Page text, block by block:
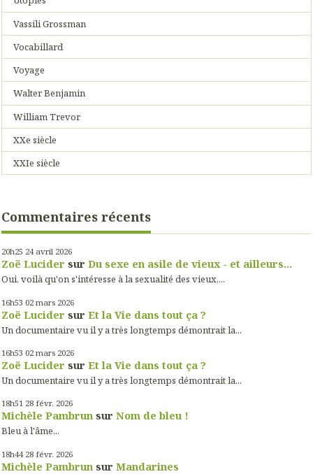
Vassili Grossman
Vocabillard
Voyage
Walter Benjamin
William Trevor
XXe siècle
XXIe siècle
Commentaires récents
20h25 24 avril 2026
Zoë Lucider sur Du sexe en asile de vieux - et ailleurs...
Oui, voilà qu'on s'intéresse à la sexualité des vieux,...
16h53 02 mars 2026
Zoë Lucider sur Et la Vie dans tout ça ?
Un documentaire vu il y a très longtemps démontrait la...
16h53 02 mars 2026
Zoë Lucider sur Et la Vie dans tout ça ?
Un documentaire vu il y a très longtemps démontrait la...
18h51 28 févr. 2026
Michèle Pambrun sur Nom de bleu !
Bleu à l'âme...
18h44 28 févr. 2026
Michèle Pambrun sur Mandarines